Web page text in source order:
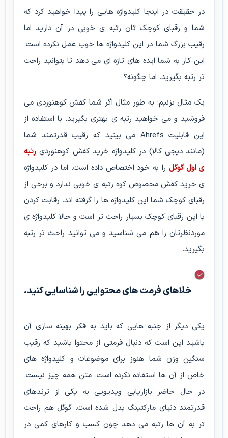
در حقیقت در اینجا کلیدواژه هایی را پیدا خواهید کرد که
شما و رقبای کوچک تان رتبه ی خوبی در آن دارید اما
رقیب بزرگ شما در این کلیدواژه ها خوب عمل نکرده است.
این کار به شما ایده های تازه ای می دهد تا بتوانید راحت
تر رتبه بگیرید. اما چگونه؟
یک مثال بزنیم: به طور مثال اگر شما کفش کوهنوردی می
فروشید و می خواهید رتبه ی بهتری بگیرید. با استفاده از
این قابلیت Ahrefs می بینید که رقیب قدرتمند شما
(مانند دیجی کالا) در کلیدواژه خرید کفش کوهنوردی رتبه
ی اول گوگلرا به خود اختصاص داده است. اما در کلیدواژه
ی خرید کفش مخصوص کوه رتبه ی خوبی ندارد و برخی از
رقبای کوچک شما این کلیدواژه ها را گرفته اند. رقابت کردن
با این رقبای کوچک بسیار راحت تر است و حالا کلیدواژه ی
موردنظرتان را هم می شناسید و می توانید راحت تر رتبه
بگیرید.
خلاهای فرمت های محتوایی را شناسایی کنید.
یکی دیگر از جنبه هایی که باید به فکر بهینه سازی آن
باشید این است که دنبال فرمتی از محتوا باشید که رقیب
سنگین وزن شما هنوز برای موضوعات و کلیدواژه های
خاص از آن ها استفاده نکرده است. متن همه چیز نیست.
در حال حاضر بازاریابی ویدیویی به یکی از ترندهای
قدرتمند دنیای مارکتینگ بدل شده است. گوگل هم راحت
تر به آن ها رتبه می دهد چون کسب و کارهای کمی در